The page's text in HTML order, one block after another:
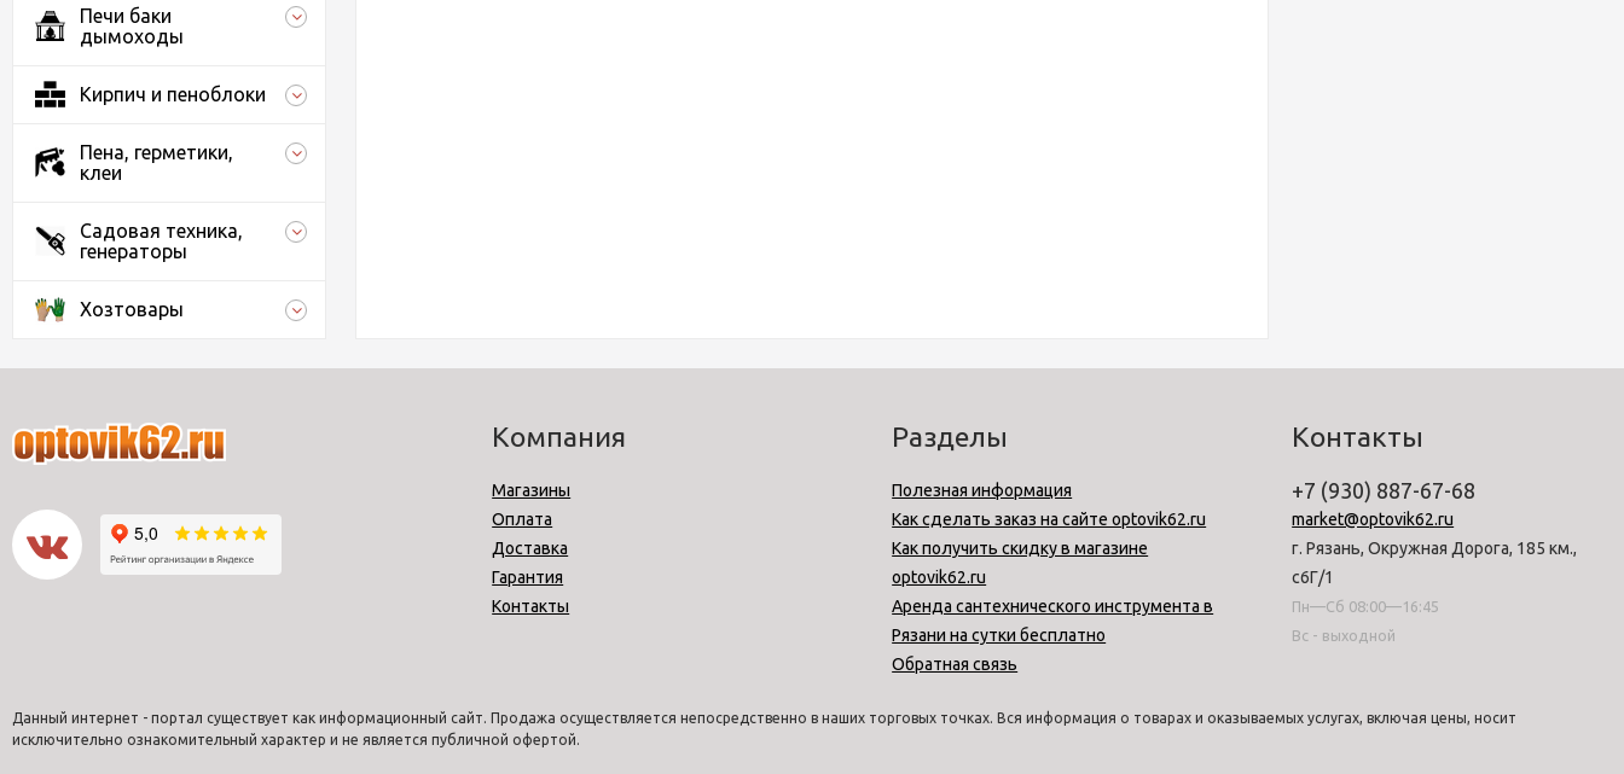
Печи баки
дымоходы
Кирпич и пеноблоки
Пена, герметики,
клеи
Садовая техника,
генераторы
Хозтовары
Компания
Магазины
Оплата
Доставка
Гарантия
Контакты
Разделы
Полезная информация
Как сделать заказ на сайте optovik62.ru
Как получить скидку в магазине
optovik62.ru
Аренда сантехнического инструмента в
Рязани на сутки бесплатно
Обратная связь
Контакты
+7 (930) 887-67-68
market@optovik62.ru
г. Рязань, Окружная Дорога, 185 км.,
с6Г/1
Пн—Сб 08:00—16:45
Вс - выходной
Данный интернет - портал существует как информационный сайт. Продажа осуществляется непосредственно в наших торговых точках. Вся информация о товарах и оказываемых услугах, включая цены, носит
исключительно ознакомительный характер и не является публичной офертой.